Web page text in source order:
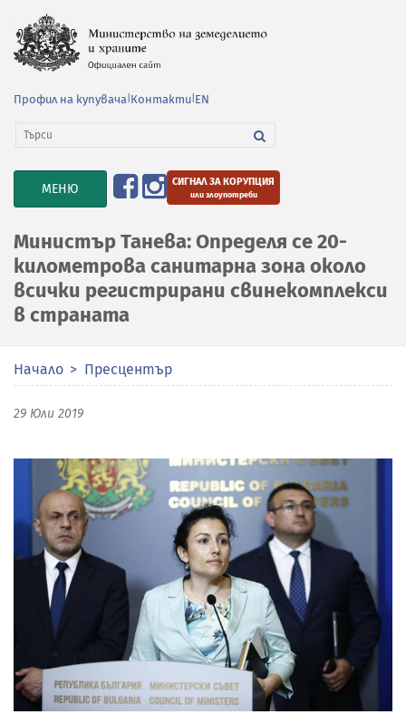
Профил на купувача Контакти EN
TOGGLE
NAVIGATION
МЕНЮ СИГНАЛ ЗА КОРУПЦИЯ
или злоупотреби
Министър Танева: Определя се 20-
километрова санитарна зона около
всички регистрирани свинекомплекси
в страната
Начало Пресцентър
29 Юли 2019